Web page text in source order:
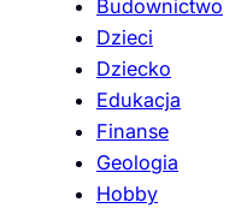
Budownictwo
Dzieci
Dziecko
Edukacja
Finanse
Geologia
Hobby